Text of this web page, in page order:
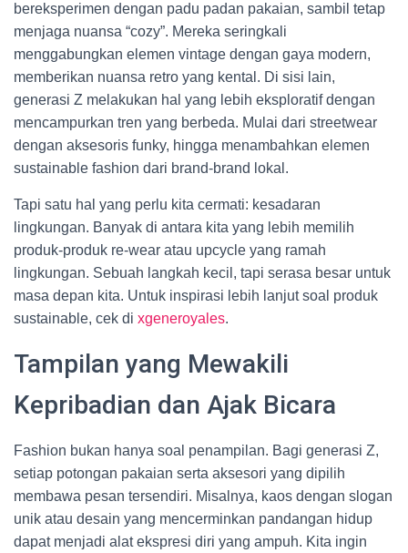
bereksperimen dengan padu padan pakaian, sambil tetap
menjaga nuansa “cozy”. Mereka seringkali
menggabungkan elemen vintage dengan gaya modern,
memberikan nuansa retro yang kental. Di sisi lain,
generasi Z melakukan hal yang lebih eksploratif dengan
mencampurkan tren yang berbeda. Mulai dari streetwear
dengan aksesoris funky, hingga menambahkan elemen
sustainable fashion dari brand-brand lokal.
Tapi satu hal yang perlu kita cermati: kesadaran
lingkungan. Banyak di antara kita yang lebih memilih
produk-produk re-wear atau upcycle yang ramah
lingkungan. Sebuah langkah kecil, tapi serasa besar untuk
masa depan kita. Untuk inspirasi lebih lanjut soal produk
sustainable, cek di xgeneroyales.
Tampilan yang Mewakili
Kepribadian dan Ajak Bicara
Fashion bukan hanya soal penampilan. Bagi generasi Z,
setiap potongan pakaian serta aksesori yang dipilih
membawa pesan tersendiri. Misalnya, kaos dengan slogan
unik atau desain yang mencerminkan pandangan hidup
dapat menjadi alat ekspresi diri yang ampuh. Kita ingin